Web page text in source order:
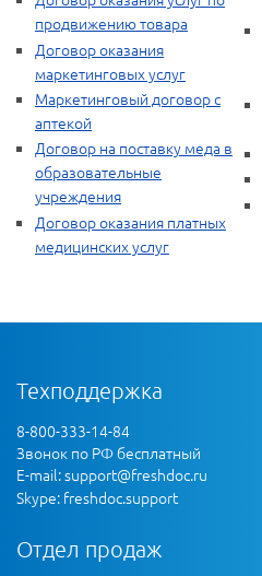
продвижению товара
Договор оказания
маркетинговых услуг
Маркетинговый договор с
аптекой
Договор на поставку меда в
образовательные
учреждения
Договор оказания платных
медицинских услуг
Техподдержка
8-800-333-14-84
Звонок по РФ бесплатный
E-mail:support@freshdoc.ru
Skype: freshdoc.support
Отдел продаж